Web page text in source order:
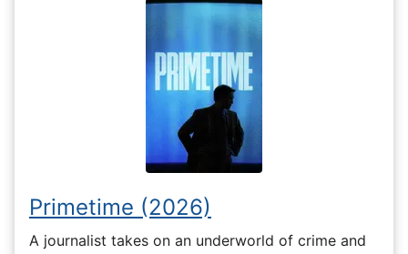
Primetime (2026)
A journalist takes on an underworld of crime and